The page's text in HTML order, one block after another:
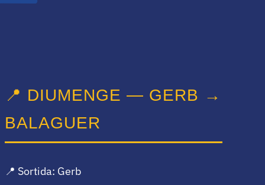
📍 DIUMENGE — GERB →
BALAGUER
📍 Sortida: Gerb